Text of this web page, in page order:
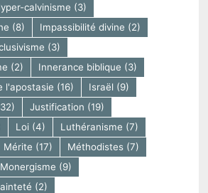
calvinisme (3)
(8) Impassibilité divine (2)
(3)
(2) Innerance biblique (3)
l'apostasie (16) Israël (9)
Justification (19)
Loi(4) Luthéranisme (7)
Mérite (17) Méthodistes(7)
Monergisme (9)
(2)